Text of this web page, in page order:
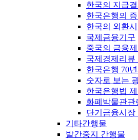
한국의 지급
한국은행의
한국의 외환
국제금융기구
중국의 금융
국제경제리뷰
한국은행 70
숫자로 보는
한국은행법
화폐박물관관
단기금융시장
기타간행물
발간중지 간행물